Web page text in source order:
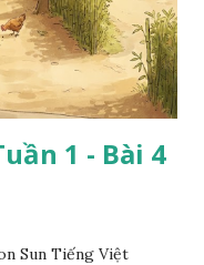
1 - Bài 4
Sun Tiếng Việt